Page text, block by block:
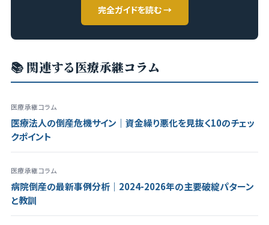
完全ガイドを読む →
📚 関連する医療承継コラム
医療承継コラム
医療法人の倒産危機サイン｜資金繰り悪化を見抜く10のチェッ
クポイント
医療承継コラム
病院倒産の最新事例分析｜2024-2026年の主要破綻パターン
と教訓